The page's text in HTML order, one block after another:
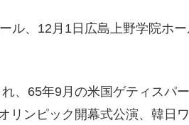
ル、12月1日広島上野学院ホ
、65年9月の米国ゲティスパ
リンピック開幕式公演、韓日